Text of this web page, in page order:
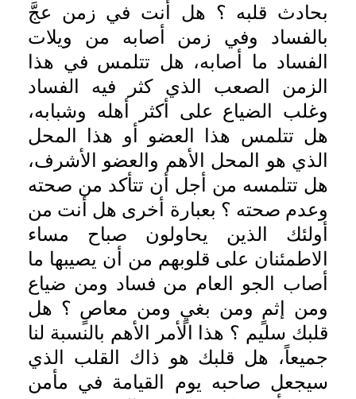
بحادث قلبه ؟ هل أنت في زمن عجَّ
بالفساد وفي زمن أصابه من ويلات
الفساد ما أصابه، هل تتلمس في هذا
الزمن الصعب الذي كثر فيه الفساد
وغلب الضياع على أكثر أهله وشبابه،
هل تتلمس هذا العضو أو هذا المحل
الذي هو المحل الأهم والعضو الأشرف،
هل تتلمسه من أجل أن تتأكد من صحته
وعدم صحته ؟ بعبارة أخرى هل أنت من
أولئك الذين يحاولون صباح مساء
الاطمئنان على قلوبهم من أن يصيبها ما
أصاب الجو العام من فساد ومن ضياع
ومن إثمٍ ومن بغيٍ ومن معاصٍ ؟ هل
قلبك سليم ؟ هذا الأمر الأهم بالنسبة لنا
جميعاً، هل قلبك هو ذاك القلب الذي
سيجعل صاحبه يوم القيامة في مأمن